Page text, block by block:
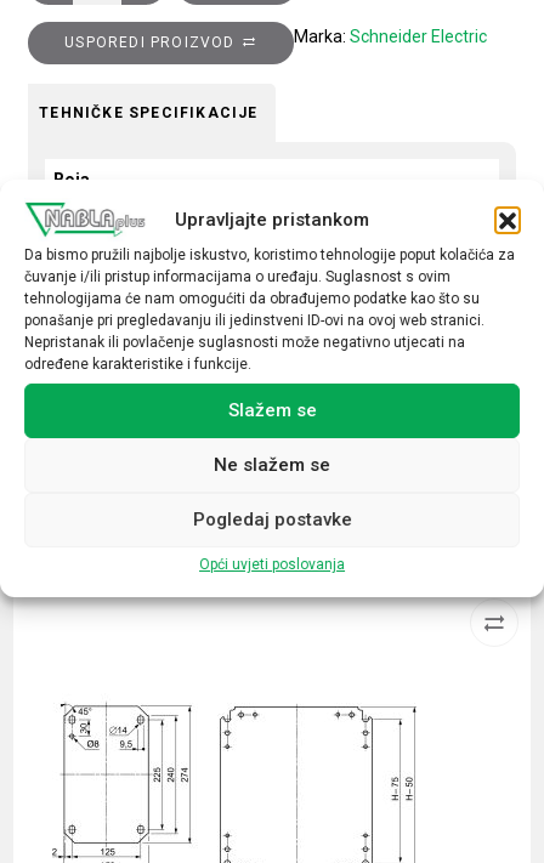
Upravljajte pristankom
Da bismo pružili najbolje iskustvo, koristimo tehnologije poput kolačića za
čuvanje i/ili pristup informacijama o uređaju. Suglasnost s ovim
tehnologijama će nam omogućiti da obrađujemo podatke kao što su
ponašanje pri pregledavanju ili jedinstveni ID-ovi na ovoj web stranici.
Nepristanak ili povlačenje suglasnosti može negativno utjecati na
određene karakteristike i funkcije.
Slažem se
Ne slažem se
Pogledaj postavke
Opći uvjeti poslovanja
USPOREDI PROIZVOD Marka: Schneider Electric
TEHNIČKE SPECIFIKACIJE
Boja
Bijela
Kontakti
2R
Tip opreme
blok lampice
Povezani proizvodi